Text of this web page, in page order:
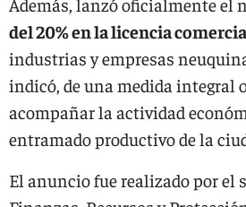
del 20% en la licencia
industrias y empresas
indicó, de una medida integral
acompañar la actividad
entramado productivo de la
El anuncio fue realizado por el